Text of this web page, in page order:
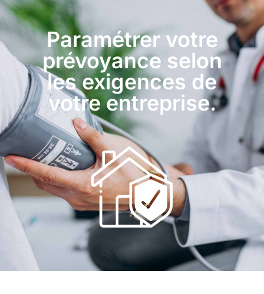
Paramétrer votre
prévoyance selon
les exigences de
votre entreprise.